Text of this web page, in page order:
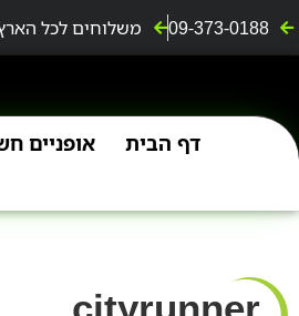
09-373-0188 משלוחים לכל
דף הבית אופניים